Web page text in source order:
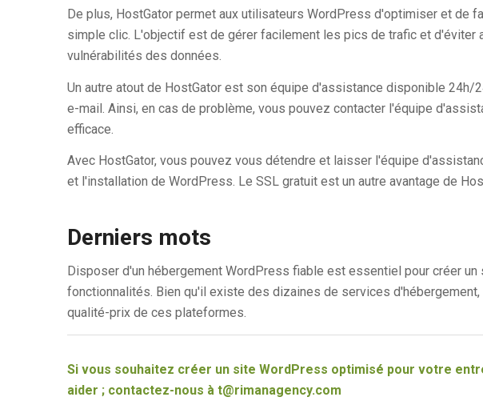
De plus, HostGator permet aux utilisateurs WordPress d'optimiser et de
simple clic. L'objectif est de gérer facilement les pics de trafic et d'éviter
vulnérabilités des données.
Un autre atout de HostGator est son équipe d'assistance disponible 24h/
e-mail. Ainsi, en cas de problème, vous pouvez contacter l'équipe
efficace.
Avec HostGator, vous pouvez vous détendre et laisser l'équipe
et l'installation de WordPress. Le SSL gratuit est un autre avantage de
Derniers mots
Disposer d'un hébergement WordPress fiable est essentiel pour créer
fonctionnalités. Bien qu'il existe des dizaines de services d'hébergement,
qualité-prix de ces plateformes.
Si vous souhaitez créer un site WordPress optimisé pour votre
aider ; contactez-nous à t@rimanagency.com